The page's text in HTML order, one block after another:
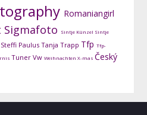
Romaniangirl
Sigmafoto Sintje Künzel Sintje
Steffi Paulus Tanja Trapp Tfp Tfp-
Tuner Vw Weihnachten X-mas Český